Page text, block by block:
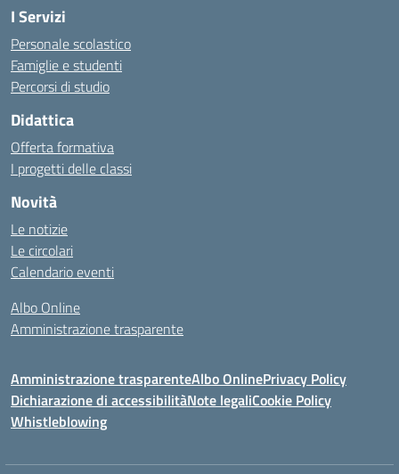
I Servizi
Personale scolastico
Famiglie e studenti
Percorsi di studio
Didattica
Offerta formativa
I progetti delle classi
Novità
Le notizie
Le circolari
Calendario eventi
Albo Online
Amministrazione trasparente
Amministrazione trasparenteAlbo OnlinePrivacy Policy
Dichiarazione di accessibilitàNote legaliCookie Policy
Whistleblowing